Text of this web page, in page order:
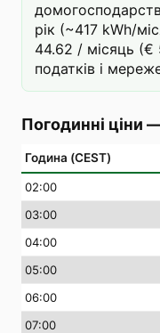
рік (~417 kWh/
44.62 / місяць (€
податків і
Погодинні ціни
Година (CEST)
02:00
03:00
04:00
05:00
06:00
07:00